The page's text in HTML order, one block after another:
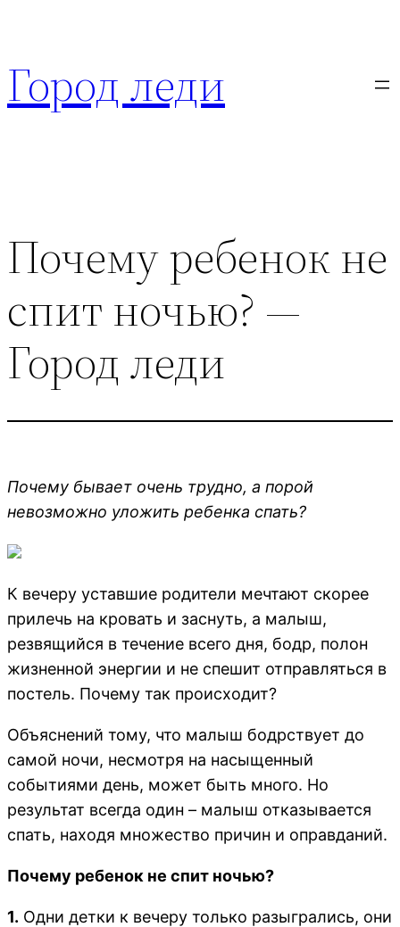
содержимому
Город леди
Почему ребенок не
спит ночью? —
Город леди
Почему бывает очень трудно, а порой
невозможно уложить ребенка спать?
К вечеру уставшие родители мечтают скорее
прилечь на кровать и заснуть, а малыш,
резвящийся в течение всего дня, бодр, полон
жизненной энергии и не спешит отправляться в
постель. Почему так происходит?
Объяснений тому, что малыш бодрствует до
самой ночи, несмотря на насыщенный
событиями день, может быть много. Но
результат всегда один – малыш отказывается
спать, находя множество причин и оправданий.
Почему ребенок не спит ночью?
1. Одни детки к вечеру только разыгрались, они